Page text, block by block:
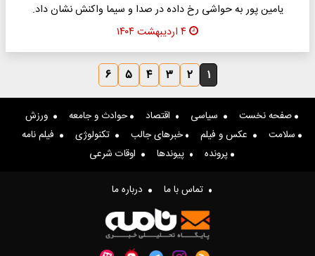
یامین پور به حواشی رخ داده در صدا و سیما واکنش نشان داد.
۴ اردیبهشت ۱۴۰۴
۱ ۲ ۳ ۴ ۵ ۶
صفحه نخست سیاسی اقتصاد حوادث و جامعه
ورزش
سلامت
عکس و فیلم خبرهای جالب تکنولوژی
فیلم نامه
پرونده
پیوندها اوقات شرعی
تماس با ما درباره ما